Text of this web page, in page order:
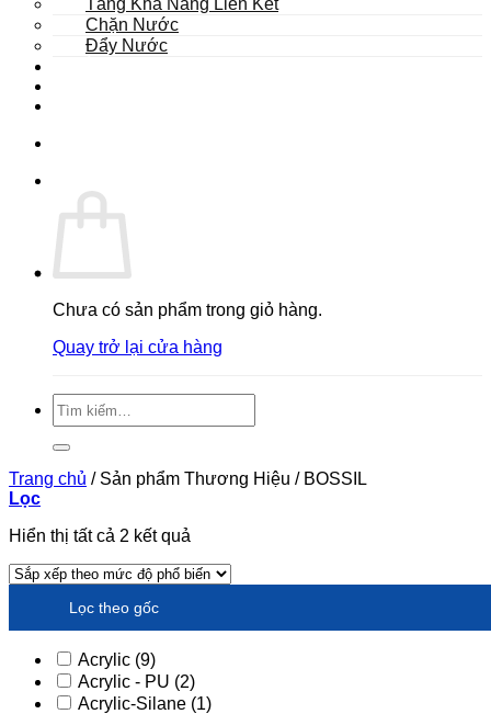
Tăng Khả Năng Liên Kết
Chặn Nước
Đẩy Nước
Chưa có sản phẩm trong giỏ hàng.
Quay trở lại cửa hàng
Tìm
kiếm:
Trang chủ /Sản phẩm Thương Hiệu /BOSSIL
Lọc
Hiển thị tất cả 2 kết quả
xếp
hạng
bình
Lọc theo gốc
Acrylic (9)
Acrylic - PU (2)
Acrylic-Silane (1)